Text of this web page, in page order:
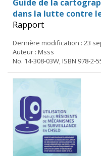
Guide de la
dans la lutte contre
Rapport
Dernière modification : 23
Auteur : Msss
No. 14-308-03W, ISBN 978-2-